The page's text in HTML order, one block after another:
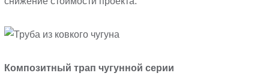
Композитный трап чугунной серии